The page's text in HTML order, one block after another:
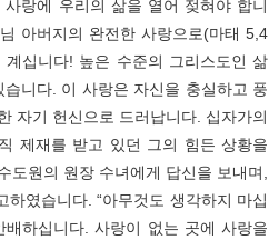
랑에 우리의 삶을 열어 젖혀야 합니
아버지의 완전한 사랑으로(마태 5,4
십니다! 높은 수준의 그리스도인 삶
습니다. 이 사랑은 자신을 충실하고 풍
자기 헌신으로 드러납니다. 십자가의
제재를 받고 있던 그의 힘든 상황을
도원의 원장 수녀에게 답신을 보내며,
였습니다. “아무것도 생각하지 마십
하십니다. 사랑이 없는 곳에 사랑을